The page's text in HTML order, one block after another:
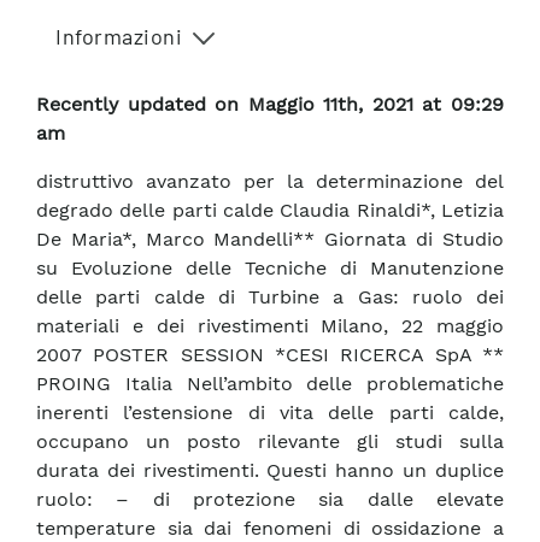
Informazioni
Recently updated on Maggio 11th, 2021 at 09:29
am
distruttivo avanzato per la determinazione del
degrado delle parti calde Claudia Rinaldi*, Letizia
De Maria*, Marco Mandelli** Giornata di Studio
su Evoluzione delle Tecniche di Manutenzione
delle parti calde di Turbine a Gas: ruolo dei
materiali e dei rivestimenti Milano, 22 maggio
2007 POSTER SESSION *CESI RICERCA SpA **
PROING Italia Nell’ambito delle problematiche
inerenti l’estensione di vita delle parti calde,
occupano un posto rilevante gli studi sulla
durata dei rivestimenti. Questi hanno un duplice
ruolo: – di protezione sia dalle elevate
temperature sia dai fenomeni di ossidazione a